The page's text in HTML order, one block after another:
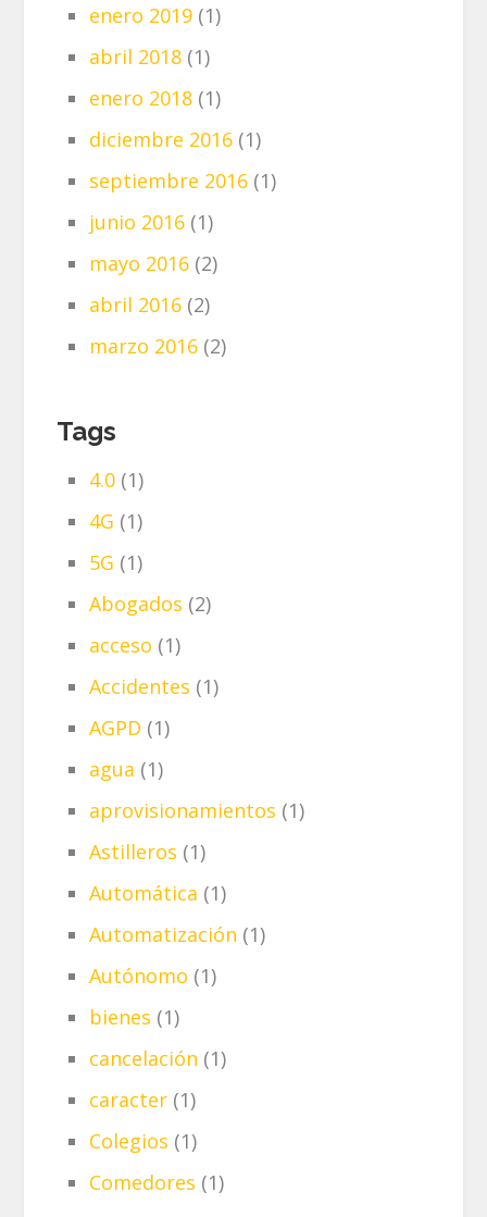
enero 2019 (1)
abril 2018 (1)
enero 2018 (1)
diciembre 2016 (1)
septiembre 2016 (1)
junio 2016 (1)
mayo 2016 (2)
abril 2016 (2)
marzo 2016 (2)
Tags
4.0 (1)
4G (1)
5G (1)
Abogados (2)
acceso (1)
Accidentes (1)
AGPD (1)
agua (1)
aprovisionamientos (1)
Astilleros (1)
Automática (1)
Automatización (1)
Autónomo (1)
bienes (1)
cancelación (1)
caracter (1)
Colegios (1)
Comedores (1)